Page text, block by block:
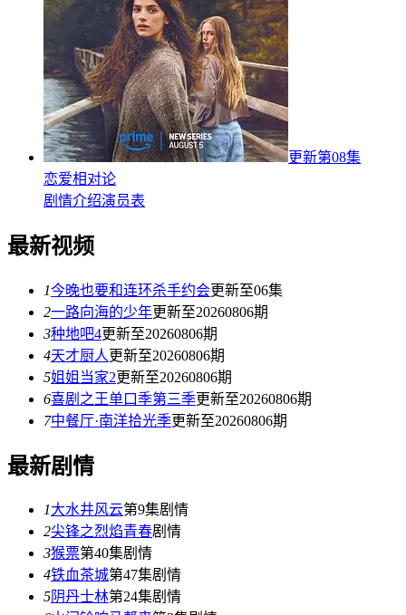
更新第08集
恋爱相对论
剧情介绍演员表
最新视频
1今晚也要和连环杀手约会更新至06集
2一路向海的少年更新至20260806期
3种地吧4更新至20260806期
4天才厨人 更新至20260806期
5姐姐当家2更新至20260806期
6喜剧之王单口季第三季更新至20260806期
7中餐厅·南洋拾光季更新至20260806期
最新剧情
1大水井风云第9集剧情
2尖锋之烈焰青春剧情
3猴票第40集剧情
4铁血茶城第47集剧情
5阴丹士林第24集剧情